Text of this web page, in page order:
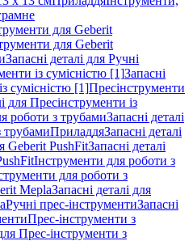
для Geberit
для Geberit
Запасні деталі для Ручні
із сумісністю [1]Запасні
сумісністю [1]Пресінструменти
для Пресінструменти із
роботи з трубамиЗапасні деталі
трубамиПриладдяЗапасні деталі
Geberit PushFitЗапасні деталі
Інструменти для роботи з
для роботи з
MeplaЗапасні деталі для
Ручні прес-інструментиЗапасні
Прес-інструменти з
Прес-інструменти з